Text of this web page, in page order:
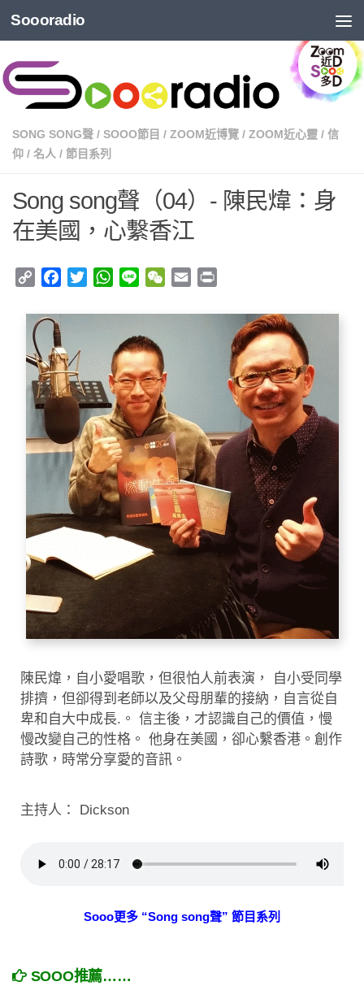
Soooradio
SONG SONG聲 / SOOO節目 / ZOOM近博覽 / ZOOM近心靈 / 信
仰 / 名人 / 節目系列
Song song聲（04）- 陳民煒：身
在美國，心繫香江
Copy
Facebook
TwitterWhatsApp
Line WeChat
Email
陳民煒，自小愛唱歌，但很怕人前表演， 自小受同學
排擠，但卻得到老師以及父母朋輩的接納，自言從自
卑和自大中成長.。 信主後，才認識自己的價值，慢
慢改變自己的性格。 他身在美國，卻心繫香港。創作
詩歌，時常分享愛的音訊。
主持人： Dickson
Sooo更多 “Song song聲” 節目系列
SOOO推薦……